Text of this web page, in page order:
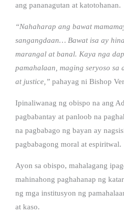
ang pananagutan at katotohanan.
“Nahaharap ang bawat
sangangdaan… Bawat isa ay
marangal at banal. Kaya nga
pamahalaan, maging seryoso sa
at justice,” pahayag ni Bishop
Ipinaliwanag ng obispo na ang
pagbabantay at panloob na
na pagbabago ng bayan ay
pagbabagong moral at espiritwal.
Ayon sa obispo, mahalagang
mahinahong paghahanap ng
ng mga institusyon ng
at kaso.